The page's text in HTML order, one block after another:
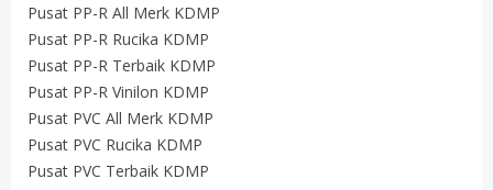
Pusat PP-R All Merk KDMP
Pusat PP-R Rucika KDMP
Pusat PP-R Terbaik KDMP
Pusat PP-R Vinilon KDMP
Pusat PVC All Merk KDMP
Pusat PVC Rucika KDMP
Pusat PVC Terbaik KDMP